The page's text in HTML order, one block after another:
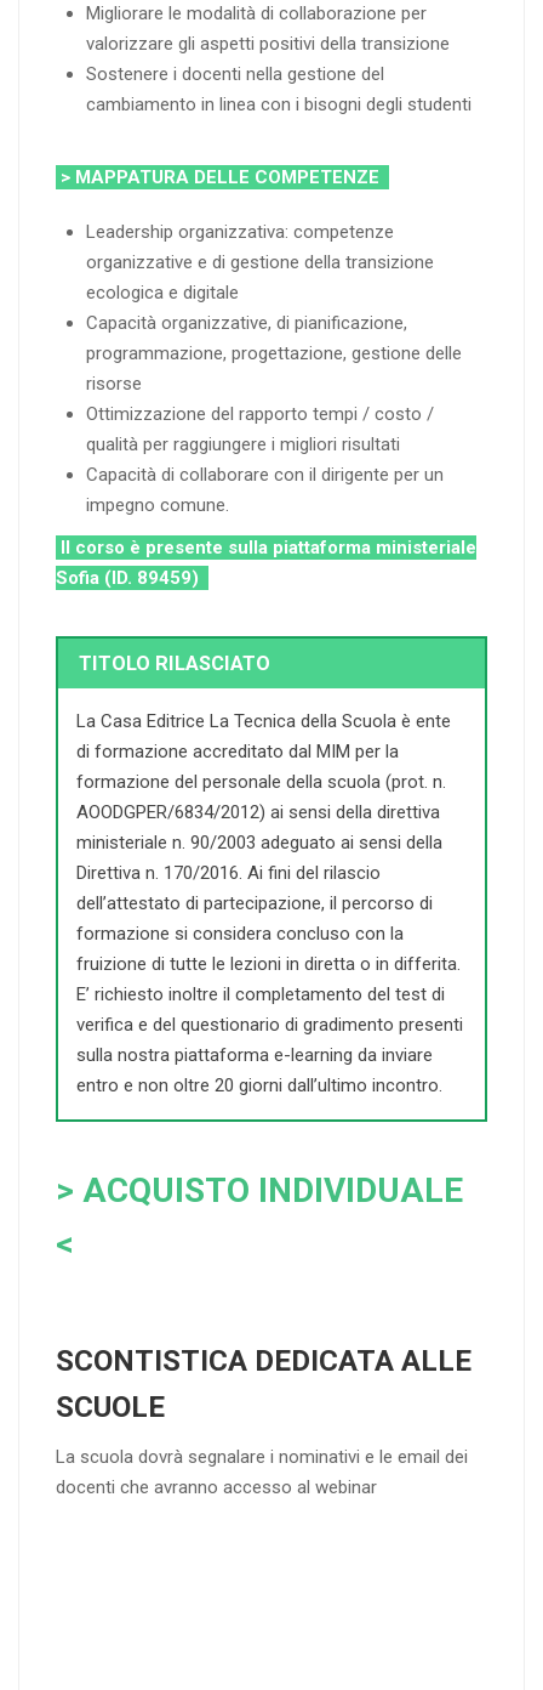
Migliorare le modalità di collaborazione per
valorizzare gli aspetti positivi della transizione
Sostenere i docenti nella gestione del
cambiamento in linea con i bisogni degli studenti
> MAPPATURA DELLE COMPETENZE
Leadership organizzativa: competenze
organizzative e di gestione della transizione
ecologica e digitale
Capacità organizzative, di pianificazione,
programmazione, progettazione, gestione delle
risorse
Ottimizzazione del rapporto tempi / costo /
qualità per raggiungere i migliori risultati
Capacità di collaborare con il dirigente per un
impegno comune.
Il corso è presente sulla piattaforma ministeriale
Sofia (ID. 89459)
TITOLO RILASCIATO
La Casa Editrice La Tecnica della Scuola è ente
di formazione accreditato dal MIM per la
formazione del personale della scuola (prot. n.
AOODGPER/6834/2012) ai sensi della direttiva
ministeriale n. 90/2003 adeguato ai sensi della
Direttiva n. 170/2016. Ai fini del rilascio
dell’attestato di partecipazione, il percorso di
formazione si considera concluso con la
fruizione di tutte le lezioni in diretta o in differita.
E’ richiesto inoltre il completamento del test di
verifica e del questionario di gradimento presenti
sulla nostra piattaforma e-learning da inviare
entro e non oltre 20 giorni dall’ultimo incontro.
> ACQUISTO INDIVIDUALE
<
SCONTISTICA DEDICATA ALLE
SCUOLE
La scuola dovrà segnalare i nominativi e le email dei
docenti che avranno accesso al webinar